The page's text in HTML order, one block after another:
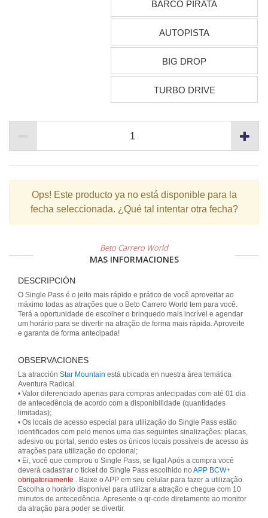
BARCO PIRATA
AUTOPISTA
BIG DROP
TURBO DRIVE
Ops! Este producto ya no está disponible para la
fecha seleccionada. ¿Qué tal intentar otra fecha?
Beto Carrero World
MAS INFORMACIONES
DESCRIPCIÓN
O Single Pass é o jeito mais rápido e prático de você aproveitar ao
máximo todas as atrações que o Beto Carrero World tem para você.
Terá a oportunidade de escolher o brinquedo mais incrível e agendar
um horário para se divertir na atração de forma mais rápida. Aproveite
e garanta de forma antecipada!
OBSERVACIONES
La atracción Star Mountain está ubicada en nuestra área temática
Aventura Radical.
• Valor diferenciado apenas para compras antecipadas com até 01 dia
de antecedência de acordo com a disponibilidade (quantidades
limitadas);
• Os locais de acesso especial para utilização do Single Pass estão
identificados com pelo menos uma das seguintes sinalizações: placas,
adesivo ou portal, sendo estes os únicos locais possíveis de acesso às
atrações para utilização do opcional;
• Ei, você que comprou o Single Pass, se liga! Após a compra você
deverá cadastrar o ticket do Single Pass escolhido no APP BCW+
obrigatoriamente . Baixe o APP em seu celular para fazer a utilização.
Escolha o horário disponível para utilizar a atração e chegue com 10
minutos de antecedência. Apresente o qr-code diretamente ao monitor
da atração para poder se divertir.